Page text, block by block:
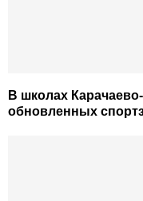
В школах
обновленных